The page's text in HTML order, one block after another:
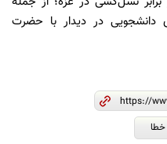
دانشجویی در دیدار با حضرت